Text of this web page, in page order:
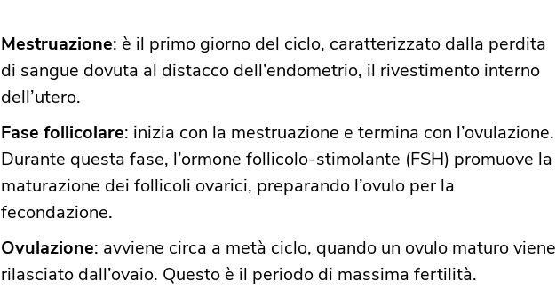
Mestruazione: è il primo giorno del ciclo, caratterizzato dalla perdita
di sangue dovuta al distacco dell’endometrio, il rivestimento interno
dell’utero.​
Fase follicolare: inizia con la mestruazione e termina con l’ovulazione.
Durante questa fase, l’ormone follicolo-stimolante (FSH) promuove la
maturazione dei follicoli ovarici, preparando l’ovulo per la
fecondazione.​
Ovulazione: avviene circa a metà ciclo, quando un ovulo maturo viene
rilasciato dall’ovaio. Questo è il periodo di massima fertilità.​